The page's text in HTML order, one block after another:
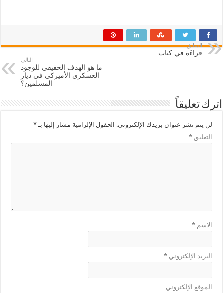
السابق
قراءَة في كتاب
التالي
ما هو الهدف الحقيقي للوجود
العسكري الأميركي في ديار
المسلمين؟
اترك تعليقاً
لن يتم نشر عنوان بريدك الإلكتروني. الحقول الإلزامية مشار إليها بـ*
التعليق*
الاسم*
البريد الإلكتروني*
الموقع الإلكتروني